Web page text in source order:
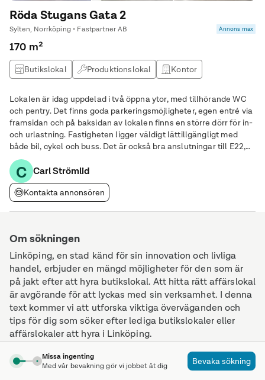
Röda Stugans Gata 2
Sylten, Norrköping • Fastpartner AB Annons max
170 m²
Butikslokal Produktionslokal Kontor
Lokalen är idag uppdelad i två öppna ytor, med tillhörande WC
och pentry. Det finns goda parkeringsmöjligheter, egen entré via
framsidan och på baksidan av lokalen finns en större dörr för in-
och urlastning. Fastigheten ligger väldigt lättillgängligt med
både bil, cykel och buss. Det är också bra anslutningar till E22,
söderleden och citykärnan i Norrköping. Restauranger inom
gångavstånd och
C Carl Strömlid
Kontakta annonsören
Om sökningen
Linköping, en stad känd för sin innovation och livliga
handel, erbjuder en mängd möjligheter för den som är
på jakt efter att hyra butikslokal. Att hitta rätt affärslokal
är avgörande för att lyckas med sin verksamhet. I denna
text kommer vi att utforska viktiga överväganden och
tips för dig som söker efter lediga butikslokaler eller
affärslokaler att hyra i Linköping.
Att tänka på när du ska hyra butikslokal i Linköping
Missa ingenting
Med vår bevakning gör vi jobbet åt dig
Bevaka sökning